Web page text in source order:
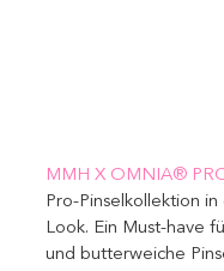
MMH X OMNIA®
Pro-Pinselkollektion
Look. Ein Must-have
und butterweiche